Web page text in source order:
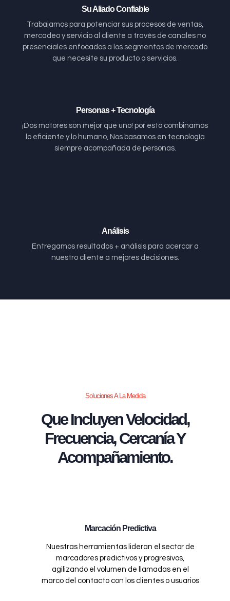
Su Aliado Confiable
Trabajamos para potenciar sus procesos de ventas,
mercadeo y servicio al cliente a través de canales no
presenciales enfocados a los segmentos de mercado
que necesite su producto o servicios.
Personas + Tecnología
¡Dos motores son mejor que uno! por esto combinamos
lo eficiente y lo humano, Nos basamos en tecnología
siempre acompañada de personas.
Análisis
Entregamos resultados + análisis para acercar a
nuestro cliente a mejores decisiones.
Soluciones A La Medida
Que Incluyen Velocidad,
Frecuencia, Cercanía Y
Acompañamiento.
Marcación Predictiva
Nuestras herramientas lideran el sector de
marcadores predictivos y progresivos,
agilizando el volumen de llamadas en el
marco del contacto con los clientes o usuarios